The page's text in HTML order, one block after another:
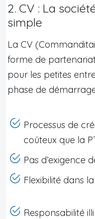
2. CV : La
simple
La CV
forme de
pour les petites
phase de
Processus de
coûteux que la
Pas d’exigence
Flexibilité dans
Responsabilité